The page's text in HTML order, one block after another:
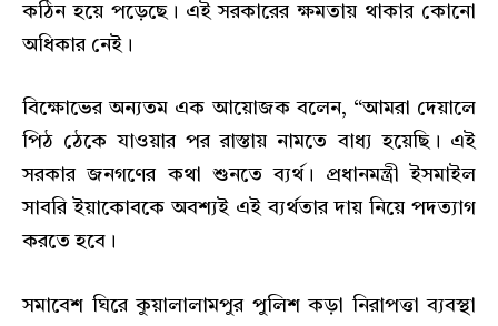
কঠিন হয়ে পড়েছে। এই সরকারের ক্ষমতায় থাকার কোনো
অধিকার নেই।
বিক্ষোভের অন্যতম এক আয়োজক বলেন, “আমরা দেয়ালে
পিঠ ঠেকে যাওয়ার পর রাস্তায় নামতে বাধ্য হয়েছি। এই
সরকার জনগণের কথা শুনতে ব্যর্থ। প্রধানমন্ত্রী ইসমাইল
সাবরি ইয়াকোবকে অবশ্যই এই ব্যর্থতার দায় নিয়ে পদত্যাগ
করতে হবে।
সমাবেশ ঘিরে কুয়ালালামপুর পুলিশ কড়া নিরাপত্তা ব্যবস্থা